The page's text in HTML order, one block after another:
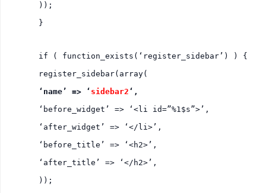
));
}
if ( function_exists(‘register_sidebar’) ) {
register_sidebar(array(
‘name’ => ‘ sidebar2 ‘,
‘before_widget’ => ‘<li id=”%1$s”>’,
‘after_widget’ => ‘</li>’,
‘before_title’ => ‘<h2>’,
‘after_title’ => ‘</h2>’,
));